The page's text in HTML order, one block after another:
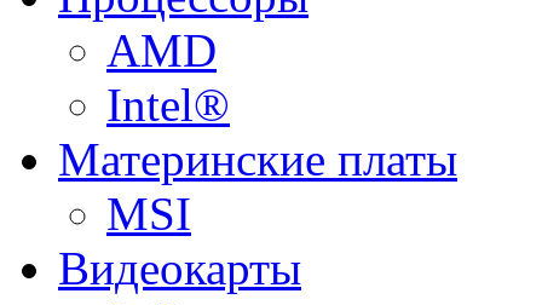
AMD
Intel®
Материнские платы
MSI
Видеокарты